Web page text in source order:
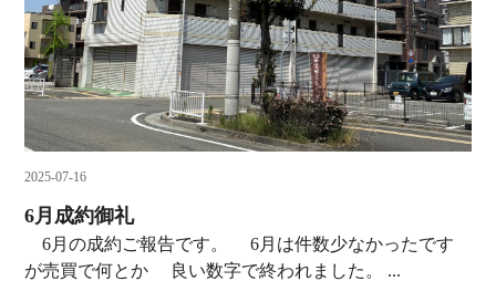
2025-07-16
6月成約御礼
6月の成約ご報告です。 6月は件数少なかったです
が売買で何とか 良い数字で終われました。 ...